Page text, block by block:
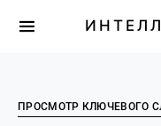
ПРОСМОТР КЛЮЧЕВОГО